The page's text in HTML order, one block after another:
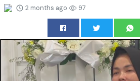
2 months ago 97